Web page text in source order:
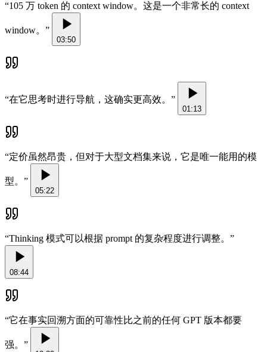
“105 万 token 的 context window。这是一个非常长的 context
window。 ”
03:50
“在它思考时进行导航，这确实更高效。 ”
01:13
“定价虽然昂贵，但对于大型文档集来说，它是唯一能用的模
型。 ”
05:22
“Thinking 模式可以根据 prompt 的复杂程度进行调整。 ”
08:44
“它在事实回溯方面的可靠性比之前的任何 GPT 版本都要
强。 ”